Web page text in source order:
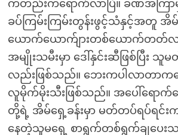
ကတည်းကရောက်လာပြီ။ ခဏအကြာမှ
ခပ်ကြမ်းကြမ်းတွန်းဖွင့်သံနှင့်အတူ အိ
ယောက်ယောက်ျားတစ်ယောက်တတ်
အမျိုးသမီးမှာ ဒေါ်နှင်းဆီဖြစ်ပြီး သူ
လည်းဖြစ်သည်။ ဘေးကပါလာတာကတ
လူမိုက်မိုးသီးဖြစ်သည်။ အပေါ်ရော
တို့ရဲ့ အိမ်ရှေ့ခန်းမှာ မတ်တပ်ရပ်ရင်
နေတဲ့သူမရှေ့ စာရွက်တစ်ရွက်ချပေးသ